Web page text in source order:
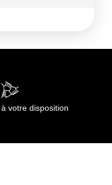
votre disposition